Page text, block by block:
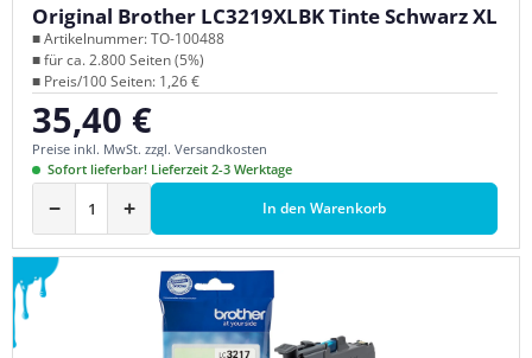
Original Brother LC3219XLBK Tinte Schwarz XL
■ Artikelnummer: TO-100488
■ für ca. 2.800 Seiten (5%)
■ Preis/100 Seiten: 1,26 €
Regulärer Preis:
35,40 €
Preise inkl. MwSt. zzgl. Versandkosten
Sofort lieferbar! Lieferzeit 2-3 Werktage
− + In den Warenkorb